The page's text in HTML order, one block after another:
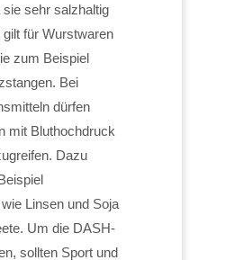
sie sehr salzhaltig
für Wurstwaren
zum Beispiel
Bei
dürfen
mit Bluthochdruck
Dazu
Linsen und Soja
Um die DASH-
sollten Sport und